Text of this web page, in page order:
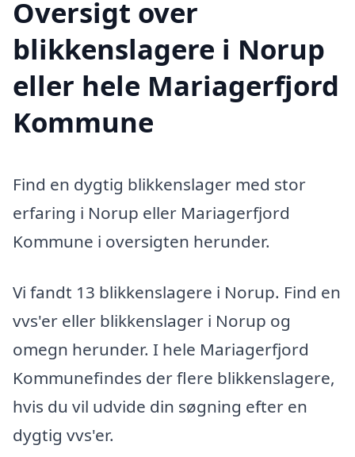
Oversigt over
blikkenslagere i Norup
eller hele Mariagerfjord
Kommune
Find en dygtig blikkenslager med stor
erfaring i Norup eller Mariagerfjord
Kommune i oversigten herunder.
Vi fandt 13 blikkenslagere i Norup. Find en
vvs'er eller blikkenslager i Norup og
omegn herunder. I hele Mariagerfjord
Kommunefindes der flere blikkenslagere,
hvis du vil udvide din søgning efter en
dygtig vvs'er.